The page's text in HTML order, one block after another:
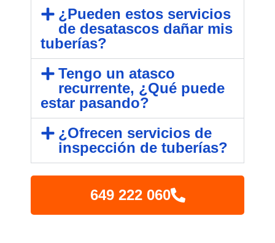
¿Pueden estos servicios
de desatascos dañar mis
tuberías?
Tengo un atasco
recurrente, ¿Qué puede
estar pasando?
¿Ofrecen servicios de
inspección de tuberías?
649 222 060